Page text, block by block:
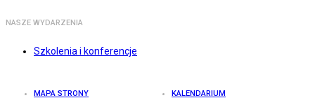
NASZE WYDARZENIA
Szkolenia i konferencje
MAPA STRONY KALENDARIUM